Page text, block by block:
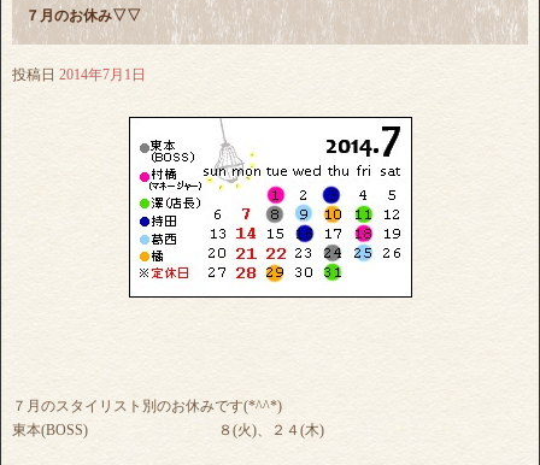
７月のお休み▽▽
投稿日 2014年7月1日
７月のスタイリスト別のお休みです(*^^*)
東本(BOSS) ８(火)、２４(木)